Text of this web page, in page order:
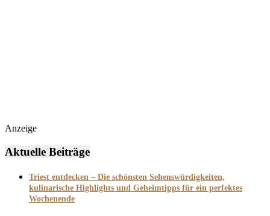
Anzeige
Aktuelle Beiträge
Triest entdecken – Die schönsten Sehenswürdigkeiten,
kulinarische Highlights und Geheimtipps für ein perfektes
Wochenende